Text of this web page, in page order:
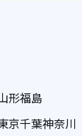
形福島
京千葉神奈川